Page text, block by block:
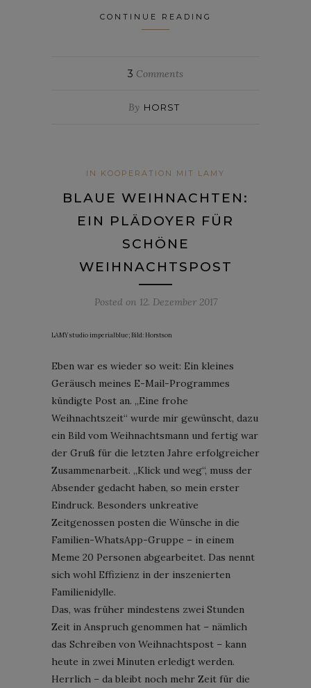
CONTINUE READING
3 Comments
By HORST
IN KOOPERATION MIT LAMY
BLAUE WEIHNACHTEN:
EIN PLÄDOYER FÜR
SCHÖNE
WEIHNACHTSPOST
Posted on 12. Dezember 2017
LAMY studio imperialblue; Bild: Horstson
Eben war es wieder so weit: Ein kleines
Geräusch meines E-Mail-Programmes
kündigte Post an. „Eine frohe
Weihnachtszeit“ wurde mir gewünscht, dazu
ein Bild vom Weihnachtsmann und fertig war
der Gruß für die letzten Jahre erfolgreicher
Zusammenarbeit. „Klick und weg“, muss der
Absender gedacht haben, so mein erster
Eindruck. Besonders unkreative
Zeitgenossen posten die Wünsche in die
Familien-WhatsApp-Gruppe – in einem
Meme 20 Personen abgearbeitet. Das nennt
sich wohl Effizienz in der inszenierten
Familienidylle.
Das, was früher mindestens zwei Stunden
Zeit in Anspruch genommen hat – nämlich
das Schreiben von Weihnachtspost – kann
heute in zwei Minuten erledigt werden.
Herrlich – da bleibt noch mehr Zeit für die